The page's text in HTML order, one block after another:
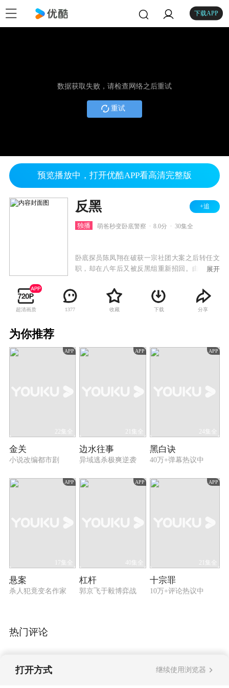
下载APP
数据获取失败，请检查网络之后重试
重试
预览播放中，打开优酷APP看高清完整版
反黑 +追
独播 萌爸秒变卧底警察 8.0分 30集全
卧底探员陈凤翔在破获一宗社团大案之后转任文
职，却在八年后又被反黑组重新招回。由于现今
的小弟张志强，陈凤翔重出“江湖”。他加入以张
少钧为首的反黑组团队与新晋恶棍展开周旋，对
手中不乏昔日好友与仇家，这令陈凤翔一度进退
谋。
展开
超清画质 1377 收藏 下载 分享
为你推荐
APP
22集全
金关
小说改编都市剧
APP
21集全
边水往事
异域逃杀极爽逆袭
APP
24集全
黑白诀
40万+弹幕热议中
APP
17集全
悬案
杀人犯竟变名作家
APP
40集全
杠杆
郭京飞于毅博弈战
APP
21集全
十宗罪
10万+评论热议中
热门评论
打开方式 继续使用浏览器